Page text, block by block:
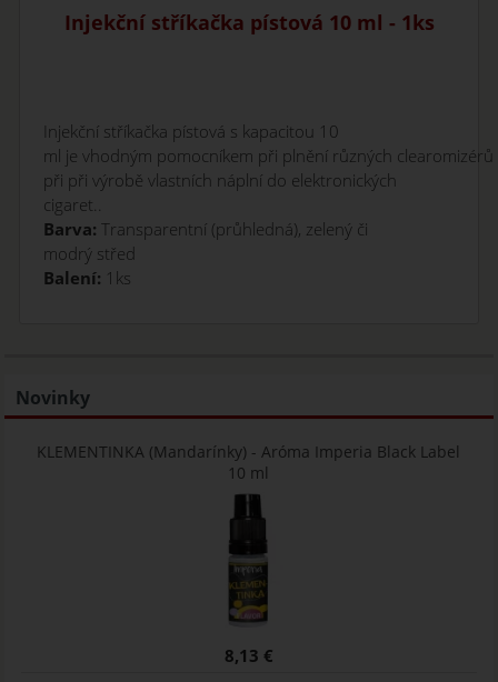
Injekční stříkačka pístová 10 ml - 1ks
Injekční stříkačka pístová s kapacitou 10
ml je vhodným pomocníkem při plnění různých clearomizérů
při při výrobě vlastních náplní do elektronických
cigaret..
Barva:Transparentní (průhledná), zelený či
modrý střed
Balení: 1ks
Novinky
KLEMENTINKA (Mandarínky) - Aróma Imperia Black Label
10 ml
8,13 €